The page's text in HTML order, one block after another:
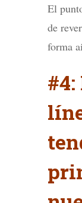
El
de
forma